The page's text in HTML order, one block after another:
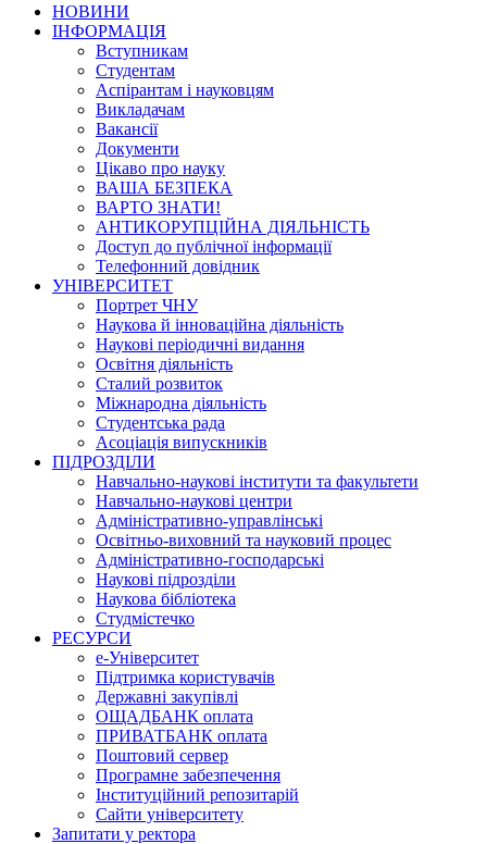
НОВИНИ
ІНФОРМАЦІЯ
Вступникам
Студентам
Аспірантам і науковцям
Викладачам
Вакансії
Документи
Цікаво про науку
ВАША БЕЗПЕКА
ВАРТО ЗНАТИ!
АНТИКОРУПЦІЙНА ДІЯЛЬНІСТЬ
Доступ до публічної інформації
Телефонний довідник
УНІВЕРСИТЕТ
Портрет ЧНУ
Наукова й інноваційна діяльність
Наукові періодичні видання
Освітня діяльність
Сталий розвиток
Міжнародна діяльність
Студентська рада
Асоціація випускників
ПІДРОЗДІЛИ
Навчально-наукові інститути та факультети
Навчально-наукові центри
Адміністративно-управлінські
Освітньо-виховний та науковий процес
Адміністративно-господарські
Наукові підрозділи
Наукова бібліотека
Студмістечко
РЕСУРСИ
е-Університет
Підтримка користувачів
Державні закупівлі
ОЩАДБАНК оплата
ПРИВАТБАНК оплата
Поштовий сервер
Програмне забезпечення
Інституційний репозитарій
Сайти університету
Запитати у ректора